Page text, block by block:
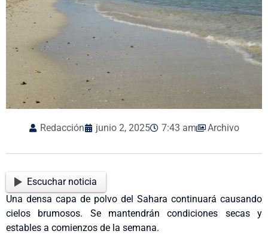
Redacción junio 2, 2025 7:43 am Archivo
Escuchar noticia
Una densa capa de polvo del Sahara continuará causando
cielos brumosos. Se mantendrán condiciones secas y
estables a comienzos de la semana.